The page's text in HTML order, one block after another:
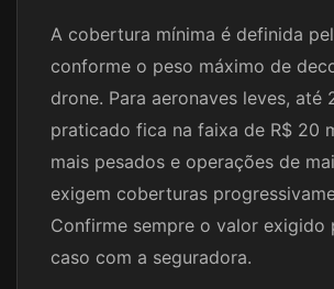
A cobertura mínima é definida
conforme o peso máximo de
drone. Para aeronaves leves, até
praticado fica na faixa de R$ 20
mais pesados e operações de
exigem coberturas
Confirme sempre o valor exigido
caso com a seguradora.